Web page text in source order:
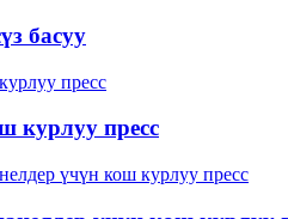
басуу
курлуу пресс